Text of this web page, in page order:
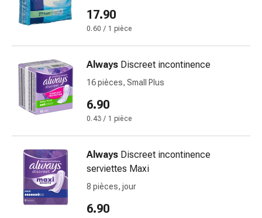
du
tabac
veineux
Coagulation
sang
Troubles
nerf
cardiaque
Troubles
mémoire
17.90
0.60 / 1 pièce
Always Discreet incontinence
16 pièces, Small Plus
6.90
0.43 / 1 pièce
Always Discreet incontinence
serviettes Maxi
8 pièces, jour
6.90